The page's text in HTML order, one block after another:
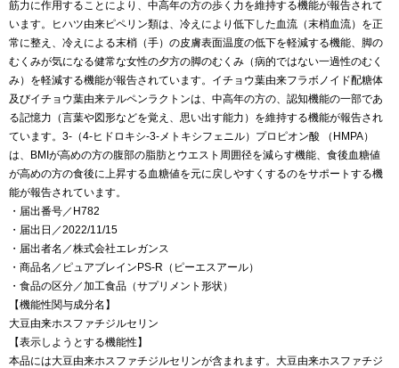
筋力に作用することにより、中高年の方の歩く力を維持する機能が報告されて
います。ヒハツ由来ピペリン類は、冷えにより低下した血流（末梢血流）を正
常に整え、冷えによる末梢（手）の皮膚表面温度の低下を軽減する機能、脚の
むくみが気になる健常な女性の夕方の脚のむくみ（病的ではない一過性のむく
み）を軽減する機能が報告されています。イチョウ葉由来フラボノイド配糖体
及びイチョウ葉由来テルペンラクトンは、中高年の方の、認知機能の一部であ
る記憶力（言葉や図形などを覚え、思い出す能力）を維持する機能が報告され
ています。3-（4-ヒドロキシ-3-メトキシフェニル）プロピオン酸 （HMPA）
は、BMIが高めの方の腹部の脂肪とウエスト周囲径を減らす機能、食後血糖値
が高めの方の食後に上昇する血糖値を元に戻しやすくするのをサポートする機
能が報告されています。
・届出番号／H782
・届出日／2022/11/15
・届出者名／株式会社エレガンス
・商品名／ピュアブレインPS-R（ピーエスアール）
・食品の区分／加工食品（サプリメント形状）
【機能性関与成分名】
大豆由来ホスファチジルセリン
【表示しようとする機能性】
本品には大豆由来ホスファチジルセリンが含まれます。大豆由来ホスファチジ